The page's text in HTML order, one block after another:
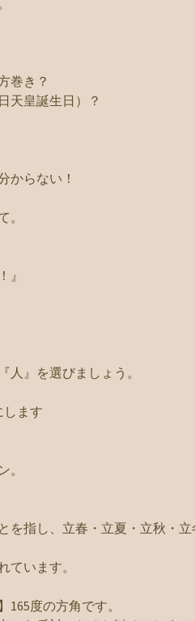
巻き？
天皇誕生日）？
からない！
。
』
人』を選びましょう。
します
。
を指し、立春・立夏・立秋・
ています。
度の方角です。